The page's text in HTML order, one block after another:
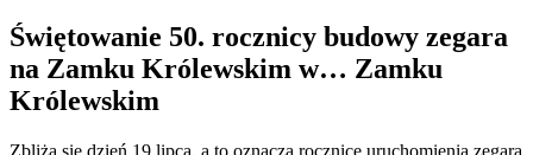
Świętowanie 50. rocznicy budowy zegara
na Zamku Królewskim w… Zamku
Królewskim
Zbliża się dzień 19 lipca, a to oznacza rocznicę uruchomienia zegara